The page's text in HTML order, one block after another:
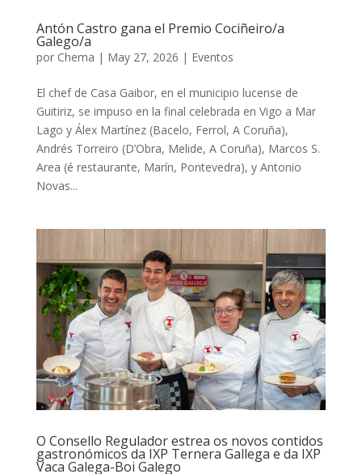
Antón Castro gana el Premio Cociñeiro/a
Galego/a
por Chema | May 27, 2026 | Eventos
El chef de Casa Gaibor, en el municipio lucense de
Guitiriz, se impuso en la final celebrada en Vigo a Mar
Lago y Álex Martínez (Bacelo, Ferrol, A Coruña),
Andrés Torreiro (D’Obra, Melide, A Coruña), Marcos S.
Area (é restaurante, Marín, Pontevedra), y Antonio
Novas...
O Consello Regulador estrea os novos contidos
gastronómicos da IXP Ternera Gallega e da IXP
Vaca Galega-Boi Galego